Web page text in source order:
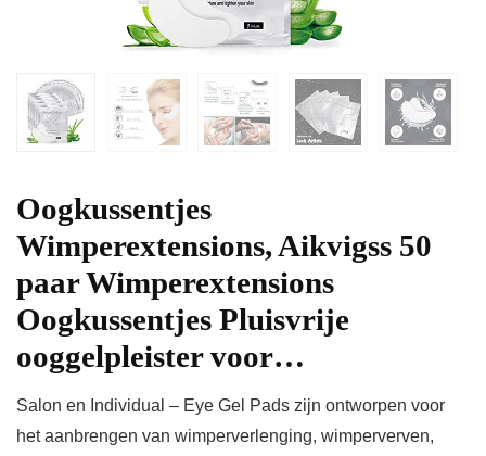
Oogkussentjes
Wimperextensions, Aikvigss 50
paar Wimperextensions
Oogkussentjes Pluisvrije
ooggelpleister voor…
Salon en Individual – Eye Gel Pads zijn ontworpen voor
het aanbrengen van wimperverlenging, wimperverven,